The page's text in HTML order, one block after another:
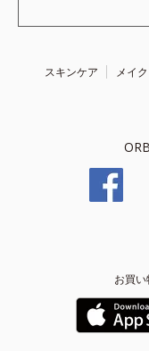
スキンケア メイク
お買